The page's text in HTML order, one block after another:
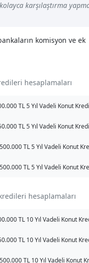
karşılaştırma
komisyon ve ek
hesaplamaları
TL 5 Yıl Vadeli Konut
TL 5 Yıl Vadeli Konut
TL 5 Yıl Vadeli Konut
TL 5 Yıl Vadeli Konut
hesaplamaları
TL 10 Yıl Vadeli Konut
TL 10 Yıl Vadeli Konut
TL 10 Yıl Vadeli Konut